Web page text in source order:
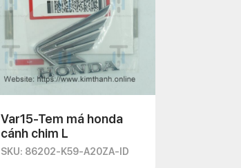
Var15-Tem má honda
cánh chim L
SKU: 86202-K59-A20ZA-ID